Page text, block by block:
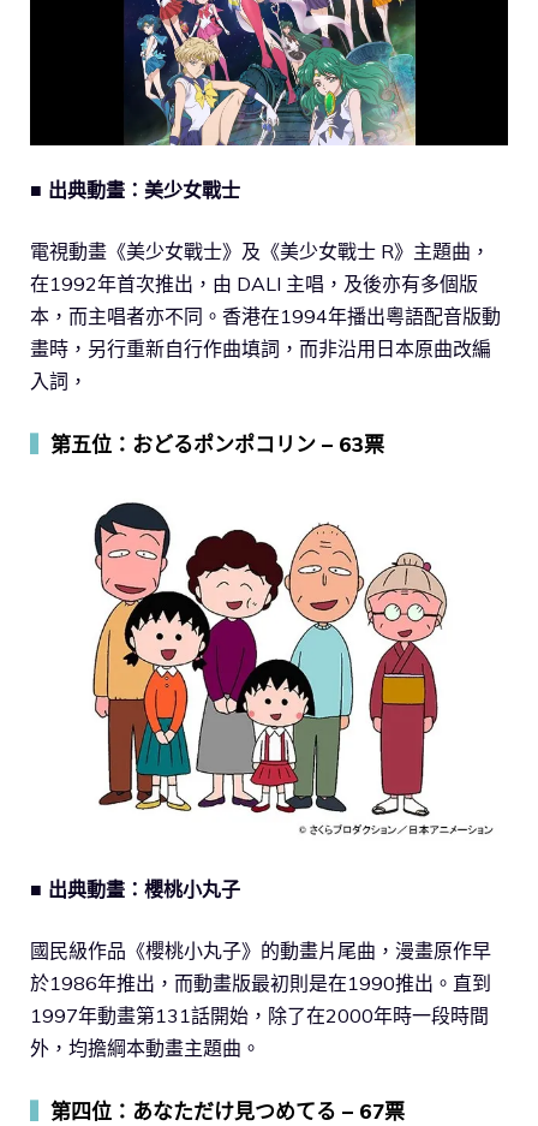
■ 出典動畫：美少女戰士
電視動畫《美少女戰士》及《美少女戰士 R》主題曲，
在1992年首次推出，由 DALI 主唱，及後亦有多個版
本，而主唱者亦不同。香港在1994年播出粵語配音版動
畫時，另行重新自行作曲填詞，而非沿用日本原曲改編
入詞，
第五位：おどるポンポコリン – 63票
■ 出典動畫：櫻桃小丸子
國民級作品《櫻桃小丸子》的動畫片尾曲，漫畫原作早
於1986年推出，而動畫版最初則是在1990推出。直到
1997年動畫第131話開始，除了在2000年時一段時間
外，均擔綱本動畫主題曲。
第四位：あなただけ見つめてる – 67票